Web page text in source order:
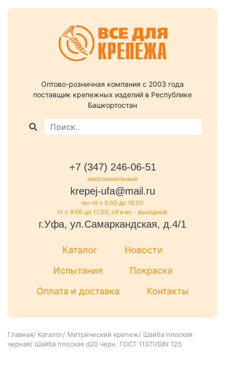
Оптово-розничная компания c 2003 года
поставщик крепежных изделий в Республике
Башкортостан
+7 (347) 246-06-51
многоканальный
krepej-ufa@mail.ru
пн-чт с 9.00 до 18.00
пт с 9.00 до 17.00, сб и вс - выходной.
г.Уфа, ул.Самаркандская, д.4/1
Каталог
Новости
Испытания
Покраска
Оплата и доставка
Контакты
Главная/ Каталог/ Метрический крепеж/ Шайба плоская
черная/ Шайба плоская d20 черн. ГОСТ 11371/DIN 125